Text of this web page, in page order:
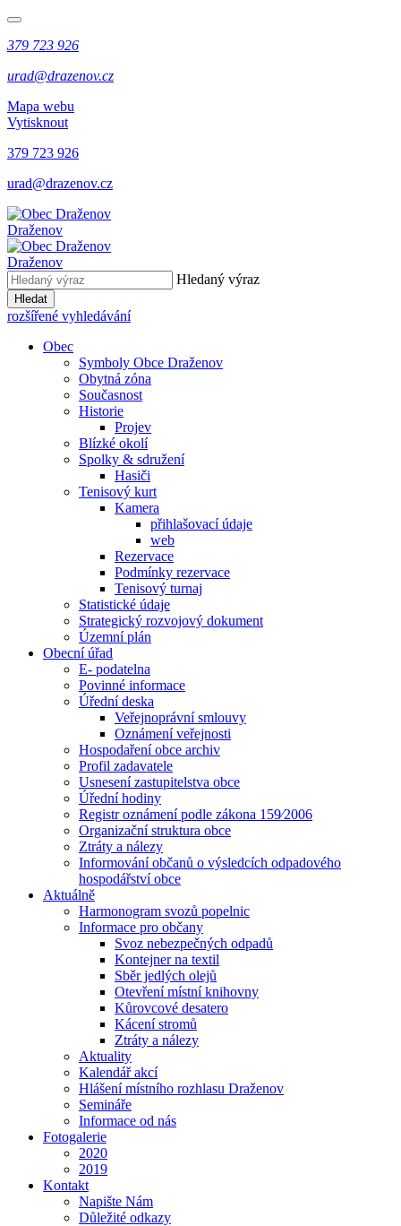
379 723 926
urad@drazenov.cz
Mapa webu
Vytisknout
379 723 926
urad@drazenov.cz
Draženov
Draženov
Hledaný výraz
Hledat
rozšířené vyhledávání
Obec
Symboly Obce Draženov
Obytná zóna
Současnost
Historie
Projev
Blízké okolí
Spolky & sdružení
Hasiči
Tenisový kurt
Kamera
přihlašovací údaje
web
Rezervace
Podmínky rezervace
Tenisový turnaj
Statistické údaje
Strategický rozvojový dokument
Územní plán
Obecní úřad
E- podatelna
Povinné informace
Úřední deska
Veřejnoprávní smlouvy
Oznámení veřejnosti
Hospodaření obce archiv
Profil zadavatele
Usnesení zastupitelstva obce
Úřední hodiny
Registr oznámení podle zákona 159⁄2006
Organizační struktura obce
Ztráty a nálezy
Informování občanů o výsledcích odpadového
hospodářství obce
Aktuálně
Harmonogram svozů popelnic
Informace pro občany
Svoz nebezpečných odpadů
Kontejner na textil
Sběr jedlých olejů
Otevření místní knihovny
Kůrovcové desatero
Kácení stromů
Ztráty a nálezy
Aktuality
Kalendář akcí
Hlášení místního rozhlasu Draženov
Semináře
Informace od nás
Fotogalerie
2020
2019
Kontakt
Napište Nám
Důležité odkazy